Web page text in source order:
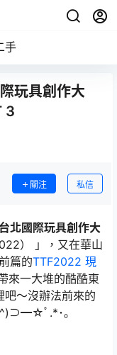
手
玩具創作大
3
關注 私信
北國際玩具創作大
） 」，又在華山
篇的TTF2022 現
來一大堆的酷酷東
吧～沒辦法前來的
ﾟ.*･｡